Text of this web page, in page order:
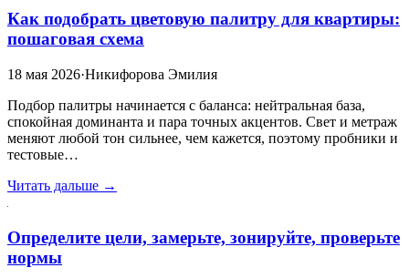
Как подобрать цветовую палитру для квартиры:
пошаговая схема
18 мая 2026·Никифорова Эмилия
Подбор палитры начинается с баланса: нейтральная база,
спокойная доминанта и пара точных акцентов. Свет и метраж
меняют любой тон сильнее, чем кажется, поэтому пробники и
тестовые…
Читать дальше →
Определите цели, замерьте, зонируйте, проверьте
нормы